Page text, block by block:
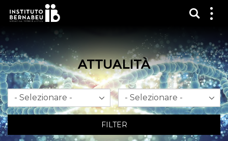
ATTUALITÀ
Mese Anno
FILTER